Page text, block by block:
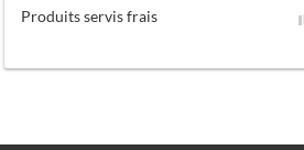
Produits servis frais